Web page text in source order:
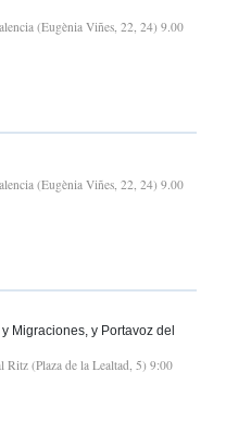
(Eugènia Viñes, 22, 24) 9.00
(Eugènia Viñes, 22, 24) 9.00
Migraciones, y Portavoz del
(Plaza de la Lealtad, 5) 9:00